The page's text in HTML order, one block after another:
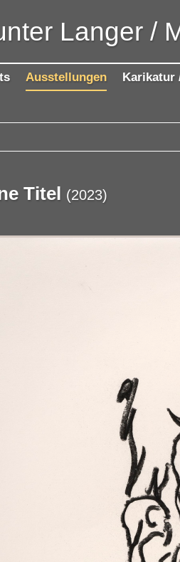
Langer /
Ausstellungen Karikatur
Titel (2023)